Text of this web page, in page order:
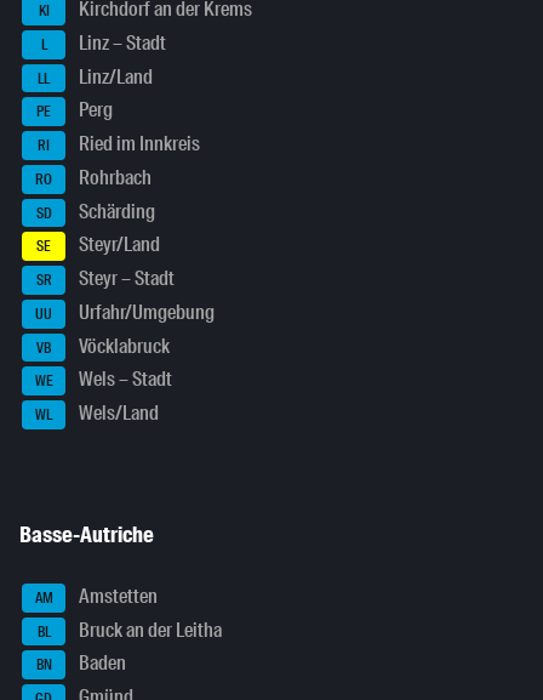
KI Kirchdorf an der Krems
L Linz – Stadt
LL Linz/Land
PE Perg
RI Ried im Innkreis
RO Rohrbach
SD Schärding
SE Steyr/Land
SR Steyr – Stadt
UU Urfahr/Umgebung
VB Vöcklabruck
WE Wels – Stadt
WL Wels/Land
Basse-Autriche
AM Amstetten
BL Bruck an der Leitha
BN Baden